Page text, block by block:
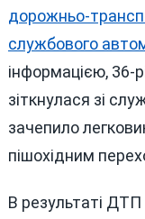
дорожньо-
службового
інформацією, 36-
зіткнулася зі
зачепило
пішохідним
В результаті